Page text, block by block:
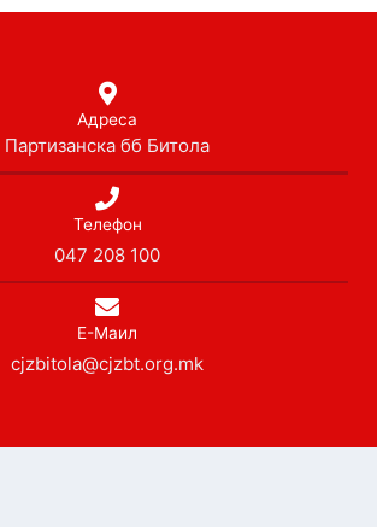
Адреса
Партизанска бб Битола
Телефон
047 208 100
Е-Маил
cjzbitola@cjzbt.org.mk